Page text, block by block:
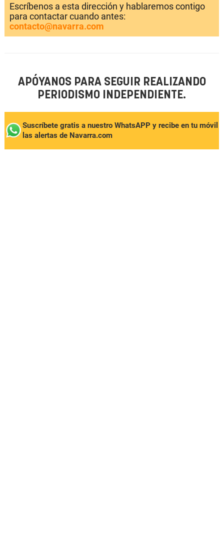
Escríbenos a esta dirección y hablaremos contigo
para contactar cuando antes:
contacto@navarra.com
APÓYANOS PARA SEGUIR REALIZANDO
PERIODISMO INDEPENDIENTE.
Suscríbete gratis a nuestro WhatsAPP y recibe en tu móvil
las alertas de Navarra.com